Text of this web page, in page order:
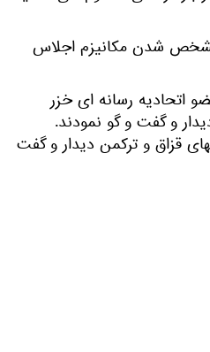
شدن مکانیزم اجلاس
رسانه ای خزر
و گفت و گو نمودند.
قزاق و ترکمن دیدار و گفت